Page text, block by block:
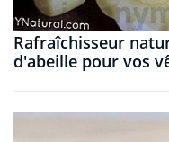
Rafraîchisseur
d'abeille pour vos